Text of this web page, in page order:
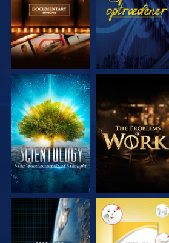
UDFORSK SERIEN UDFORSK SERIEN
SE SE